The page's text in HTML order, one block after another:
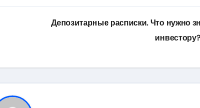
Депозитарные расписки. Что нужно